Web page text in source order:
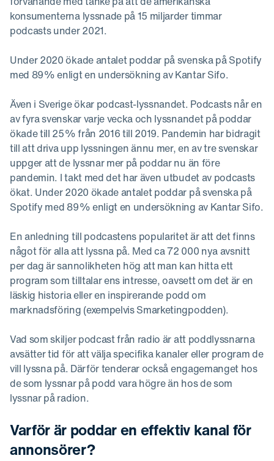
konsumenterna lyssnade på 15 miljarder timmar
podcasts under 2021.
Under 2020 ökade antalet poddar på svenska på Spotify
med 89% enligt en undersökning av Kantar Sifo.
Även i Sverige ökar podcast-lyssnandet. Podcasts når en
av fyra svenskar varje vecka och lyssnandet på poddar
ökade till 25% från 2016 till 2019. Pandemin har bidragit
till att driva upp lyssningen ännu mer, en av tre svenskar
uppger att de lyssnar mer på poddar nu än före
pandemin. I takt med det har även utbudet av podcasts
ökat. Under 2020 ökade antalet poddar på svenska på
Spotify med 89% enligt en undersökning av Kantar Sifo.
En anledning till podcastens popularitet är att det finns
något för alla att lyssna på. Med ca 72 000 nya avsnitt
per dag är sannolikheten hög att man kan hitta ett
program som tilltalar ens intresse, oavsett om det är en
läskig historia eller en inspirerande podd om
marknadsföring (exempelvis Smarketingpodden).
Vad som skiljer podcast från radio är att poddlyssnarna
avsätter tid för att välja specifika kanaler eller program de
vill lyssna på. Därför tenderar också engagemanget hos
de som lyssnar på podd vara högre än hos de som
lyssnar på radion.
Varför är poddar en effektiv kanal för
annonsörer?